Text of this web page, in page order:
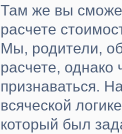
Там же вы
расчете
Мы, родители,
расчете, однако
признаваться.
всяческой
который был